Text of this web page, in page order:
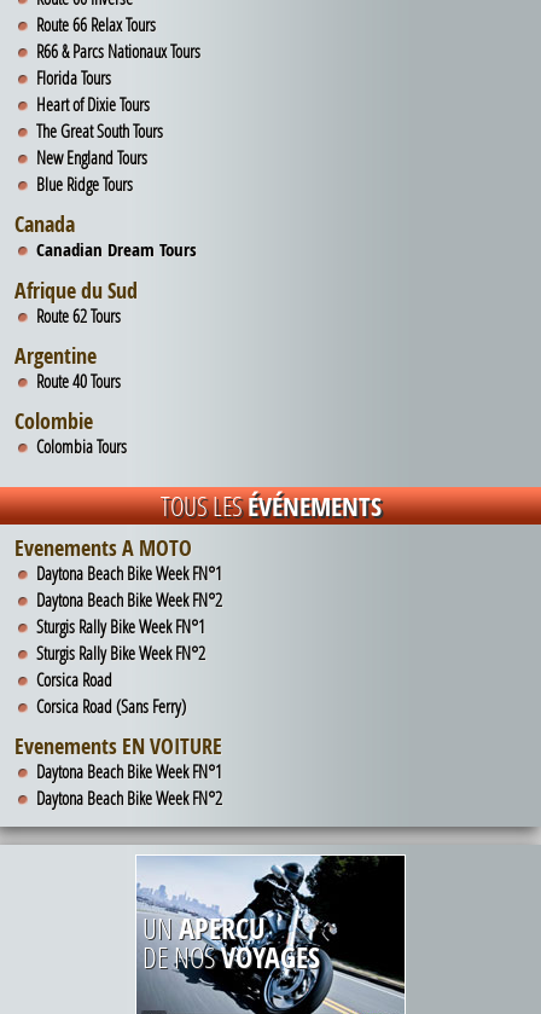
Route 66 Relax Tours
R66 & Parcs Nationaux Tours
Florida Tours
Heart of Dixie Tours
The Great South Tours
New England Tours
Blue Ridge Tours
Canada
Canadian Dream Tours
Afrique du Sud
Route 62 Tours
Argentine
Route 40 Tours
Colombie
Colombia Tours
TOUS LESÉVÉNEMENTS
Evenements A MOTO
Daytona Beach Bike Week FN°1
Daytona Beach Bike Week FN°2
Sturgis Rally Bike Week FN°1
Sturgis Rally Bike Week FN°2
Corsica Road
Corsica Road (Sans Ferry)
Evenements EN VOITURE
Daytona Beach Bike Week FN°1
Daytona Beach Bike Week FN°2
UNAPERCU
DE NOSVOYAGES